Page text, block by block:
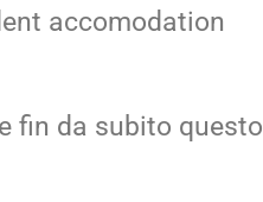
accomodation
fin da subito questo